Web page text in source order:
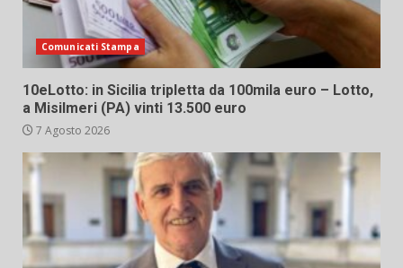
Comunicati Stampa
10eLotto: in Sicilia tripletta da 100mila euro – Lotto,
a Misilmeri (PA) vinti 13.500 euro
7 Agosto 2026